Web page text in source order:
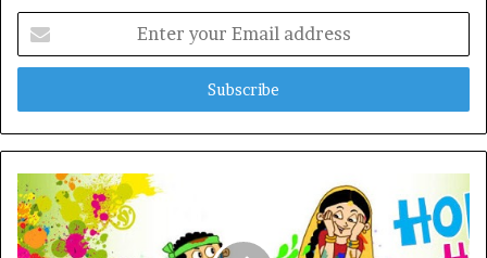
your
Email